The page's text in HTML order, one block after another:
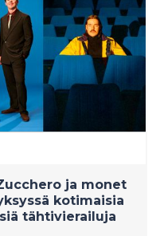
ja monet
kotimaisia
tähtivierailuja